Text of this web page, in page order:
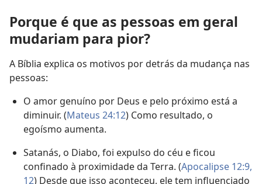
Porque é que as pessoas em geral
mudariam para pior?
A Bíblia explica os motivos por detrás da mudança nas
pessoas:
O amor genuíno por Deus e pelo próximo está a
diminuir. (Mateus 24:12) Como resultado, o
egoísmo aumenta.
Satanás, o Diabo, foi expulso do céu e ficou
confinado à proximidade da Terra. (Apocalipse 12:9,
12) Desde que isso aconteceu, ele tem influenciado